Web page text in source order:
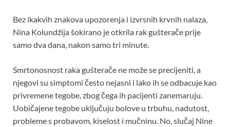
Bez ikakvih znakova upozorenja i izvrsnih krvnih nalaza,
Nina Kolundžija šokirano je otkrila rak gušterače prije
samo dva dana, nakon samo tri minute.
Smrtonosnost raka gušterače ne može se precijeniti, a
njegovi su simptomi često nejasni i lako ih se odbacuje kao
privremene tegobe, zbog čega ih pacijenti zanemaruju.
Uobičajene tegobe uključuju bolove u trbuhu, nadutost,
probleme s probavom, kiselost i mučninu. No, slučaj Nine